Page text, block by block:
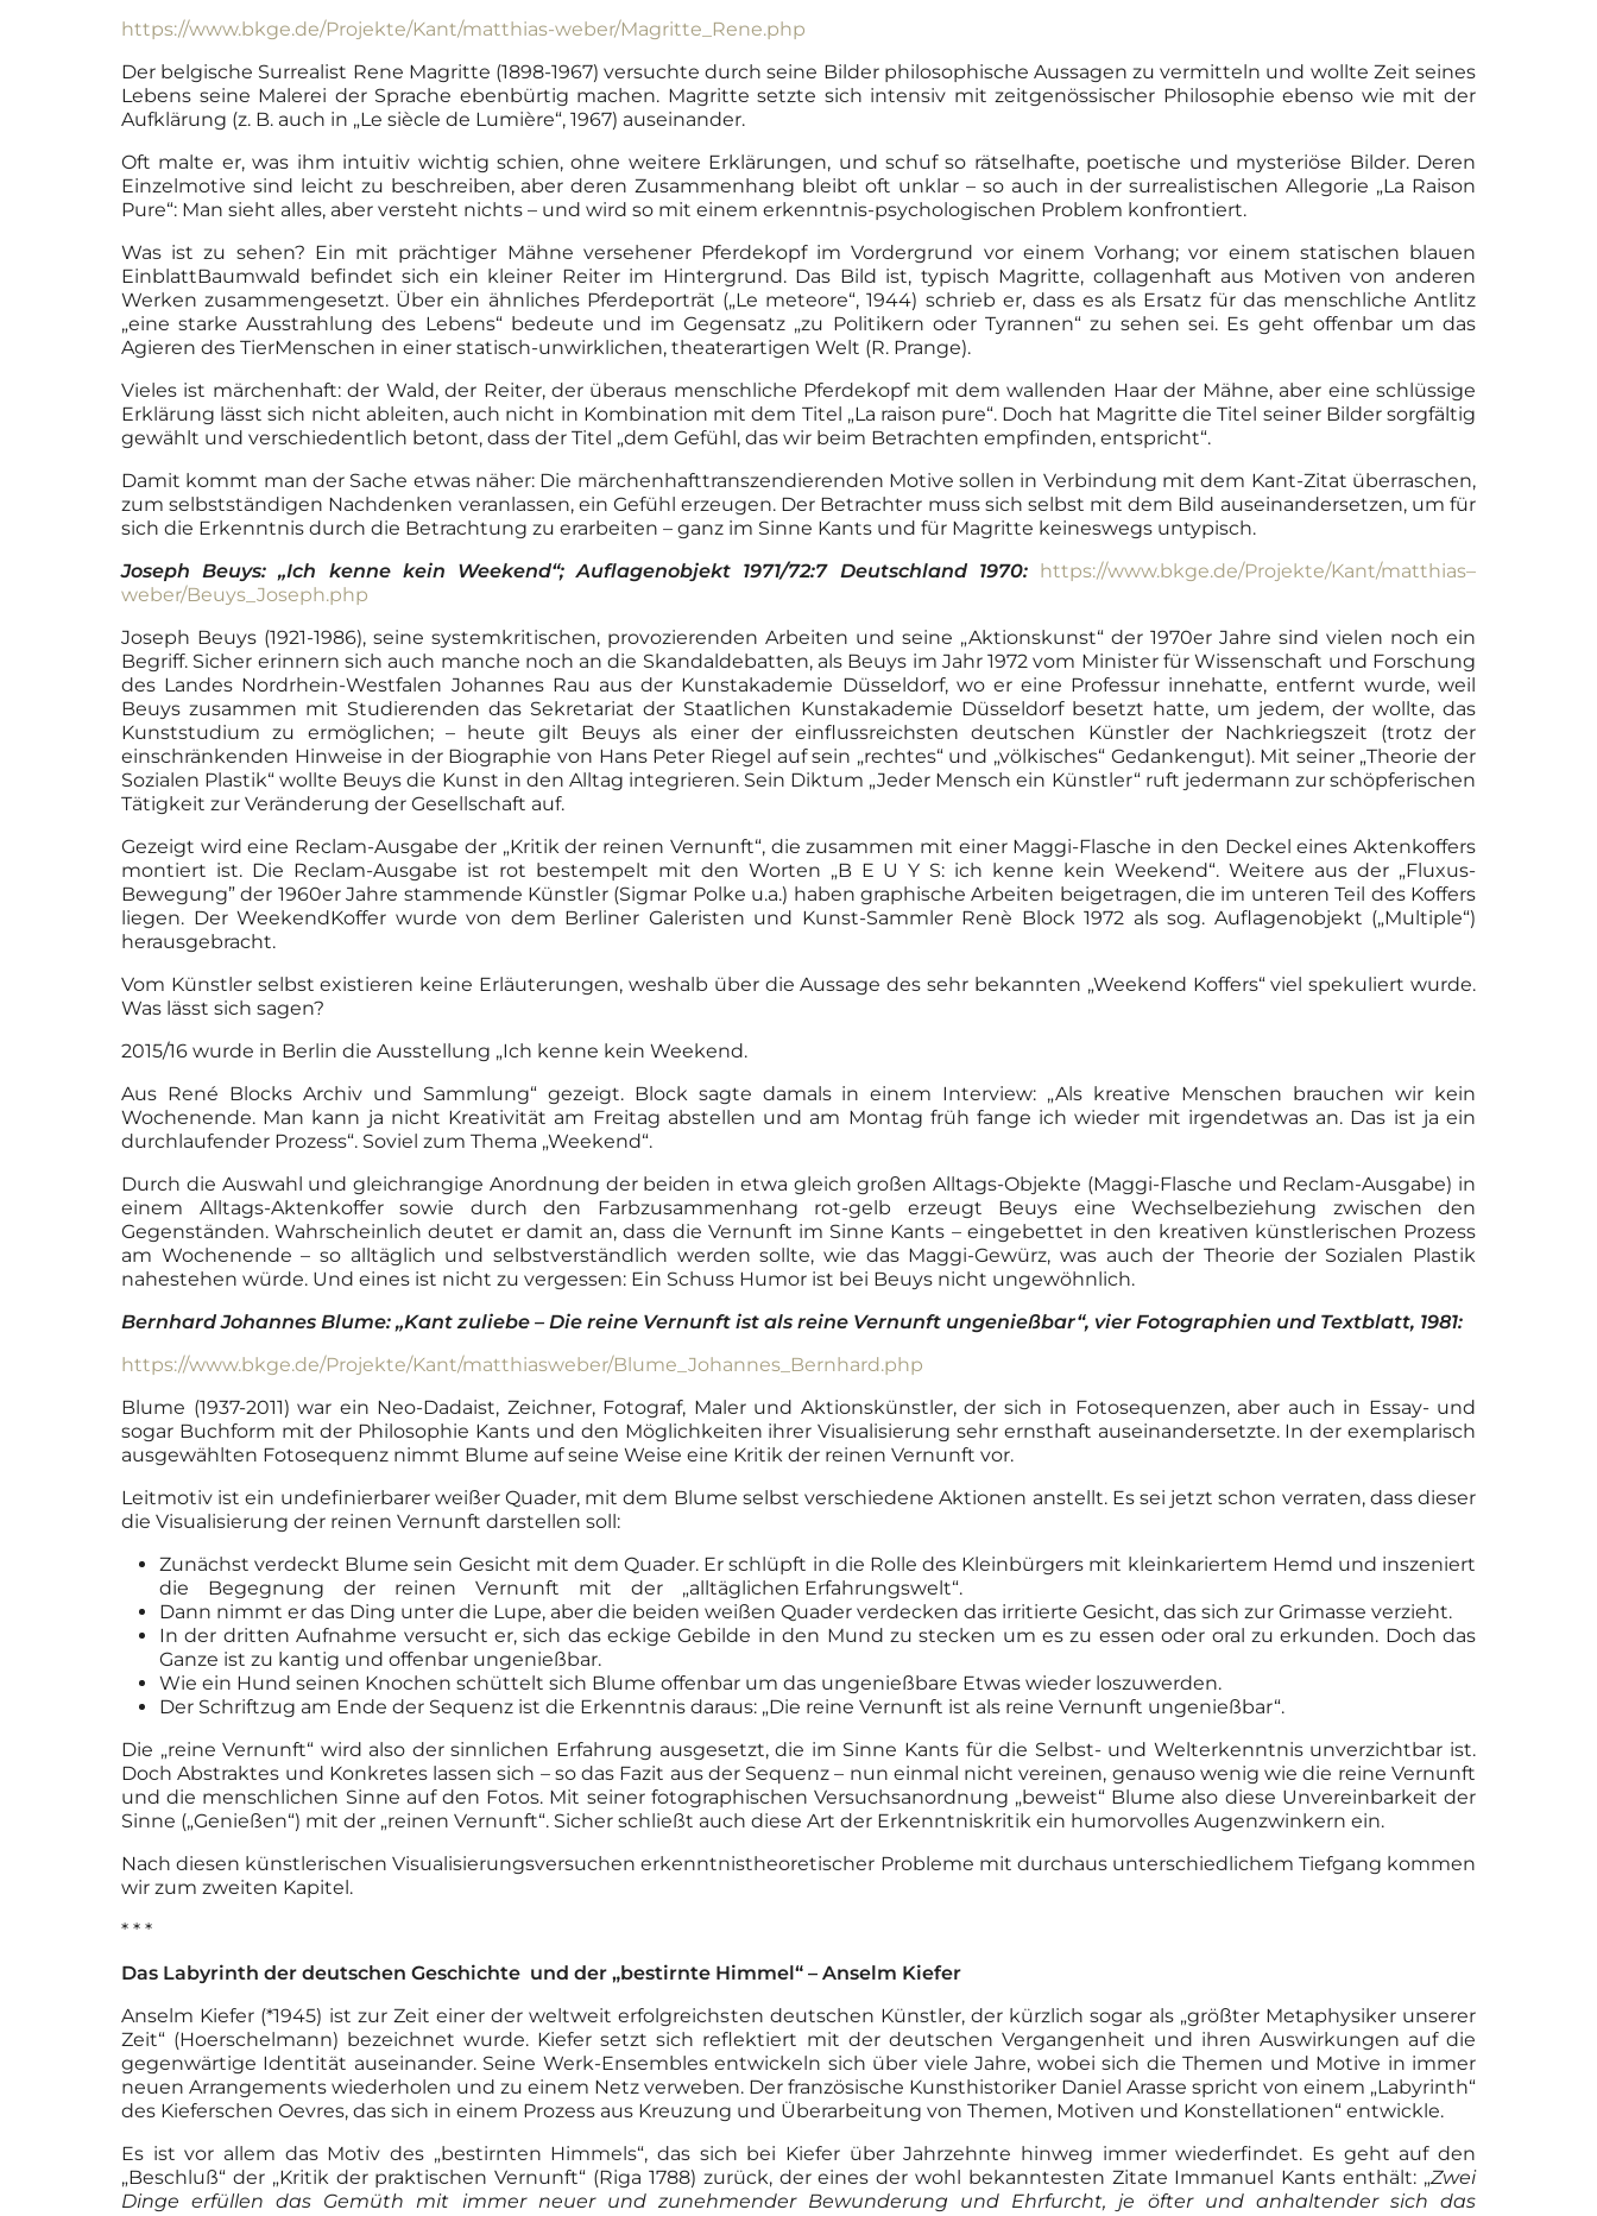
https://www.bkge.de/Projekte/Kant/matthias-weber/Magritte_Rene.php
Der belgische Surrealist Rene Magritte (1898-1967) versuchte durch seine Bilder philosophische Aussagen zu vermitteln und wollte Zeit seines
Lebens seine Malerei der Sprache ebenbürtig machen. Magritte setzte sich intensiv mit zeitgenössischer Philosophie ebenso wie mit der
Aufklärung (z. B. auch in „Le siècle de Lumière“, 1967) auseinander.
Oft malte er, was ihm intuitiv wichtig schien, ohne weitere Erklärungen, und schuf so rätselhafte, poetische und mysteriöse Bilder. Deren
Einzelmotive sind leicht zu beschreiben, aber deren Zusammenhang bleibt oft unklar – so auch in der surrealistischen Allegorie „La Raison
Pure“: Man sieht alles, aber versteht nichts – und wird so mit einem erkenntnis-psychologischen Problem konfrontiert.
Was ist zu sehen? Ein mit prächtiger Mähne versehener Pferdekopf im Vordergrund vor einem Vorhang; vor einem statischen blauen
EinblattBaumwald befindet sich ein kleiner Reiter im Hintergrund. Das Bild ist, typisch Magritte, collagenhaft aus Motiven von anderen
Werken zusammengesetzt. Über ein ähnliches Pferdeporträt („Le meteore“, 1944) schrieb er, dass es als Ersatz für das menschliche Antlitz
„eine starke Ausstrahlung des Lebens“ bedeute und im Gegensatz „zu Politikern oder Tyrannen“ zu sehen sei. Es geht offenbar um das
Agieren des TierMenschen in einer statisch-unwirklichen, theaterartigen Welt (R. Prange).
Vieles ist märchenhaft: der Wald, der Reiter, der überaus menschliche Pferdekopf mit dem wallenden Haar der Mähne, aber eine schlüssige
Erklärung lässt sich nicht ableiten, auch nicht in Kombination mit dem Titel „La raison pure“. Doch hat Magritte die Titel seiner Bilder sorgfältig
gewählt und verschiedentlich betont, dass der Titel „dem Gefühl, das wir beim Betrachten empfinden, entspricht“.
Damit kommt man der Sache etwas näher: Die märchenhafttranszendierenden Motive sollen in Verbindung mit dem Kant-Zitat überraschen,
zum selbstständigen Nachdenken veranlassen, ein Gefühl erzeugen. Der Betrachter muss sich selbst mit dem Bild auseinandersetzen, um für
sich die Erkenntnis durch die Betrachtung zu erarbeiten – ganz im Sinne Kants und für Magritte keineswegs untypisch.
Joseph Beuys: „Ich kenne kein Weekend“; Auflagenobjekt 1971/72:7 Deutschland 1970: https://www.bkge.de/Projekte/Kant/matthias–
weber/Beuys_Joseph.php
Joseph Beuys (1921-1986), seine systemkritischen, provozierenden Arbeiten und seine „Aktionskunst“ der 1970er Jahre sind vielen noch ein
Begriff. Sicher erinnern sich auch manche noch an die Skandaldebatten, als Beuys im Jahr 1972 vom Minister für Wissenschaft und Forschung
des Landes Nordrhein-Westfalen Johannes Rau aus der Kunstakademie Düsseldorf, wo er eine Professur innehatte, entfernt wurde, weil
Beuys zusammen mit Studierenden das Sekretariat der Staatlichen Kunstakademie Düsseldorf besetzt hatte, um jedem, der wollte, das
Kunststudium zu ermöglichen; – heute gilt Beuys als einer der einflussreichsten deutschen Künstler der Nachkriegszeit (trotz der
einschränkenden Hinweise in der Biographie von Hans Peter Riegel auf sein „rechtes“ und „völkisches“ Gedankengut). Mit seiner „Theorie der
Sozialen Plastik“ wollte Beuys die Kunst in den Alltag integrieren. Sein Diktum „Jeder Mensch ein Künstler“ ruft jedermann zur schöpferischen
Tätigkeit zur Veränderung der Gesellschaft auf.
Gezeigt wird eine Reclam-Ausgabe der „Kritik der reinen Vernunft“, die zusammen mit einer Maggi-Flasche in den Deckel eines Aktenkoffers
montiert ist. Die Reclam-Ausgabe ist rot bestempelt mit den Worten „B E U Y S: ich kenne kein Weekend“. Weitere aus der „Fluxus-
Bewegung” der 1960er Jahre stammende Künstler (Sigmar Polke u.a.) haben graphische Arbeiten beigetragen, die im unteren Teil des Koffers
liegen. Der WeekendKoffer wurde von dem Berliner Galeristen und Kunst-Sammler Renè Block 1972 als sog. Auflagenobjekt („Multiple“)
herausgebracht.
Vom Künstler selbst existieren keine Erläuterungen, weshalb über die Aussage des sehr bekannten „Weekend Koffers“ viel spekuliert wurde.
Was lässt sich sagen?
2015/16 wurde in Berlin die Ausstellung „Ich kenne kein Weekend.
Aus René Blocks Archiv und Sammlung“ gezeigt. Block sagte damals in einem Interview: „Als kreative Menschen brauchen wir kein
Wochenende. Man kann ja nicht Kreativität am Freitag abstellen und am Montag früh fange ich wieder mit irgendetwas an. Das ist ja ein
durchlaufender Prozess“. Soviel zum Thema „Weekend“.
Durch die Auswahl und gleichrangige Anordnung der beiden in etwa gleich großen Alltags-Objekte (Maggi-Flasche und Reclam-Ausgabe) in
einem Alltags-Aktenkoffer sowie durch den Farbzusammenhang rot-gelb erzeugt Beuys eine Wechselbeziehung zwischen den
Gegenständen. Wahrscheinlich deutet er damit an, dass die Vernunft im Sinne Kants – eingebettet in den kreativen künstlerischen Prozess
am Wochenende – so alltäglich und selbstverständlich werden sollte, wie das Maggi-Gewürz, was auch der Theorie der Sozialen Plastik
nahestehen würde. Und eines ist nicht zu vergessen: Ein Schuss Humor ist bei Beuys nicht ungewöhnlich.
Bernhard Johannes Blume: „Kant zuliebe – Die reine Vernunft ist als reine Vernunft ungenießbar“, vier Fotographien und Textblatt, 1981:
https://www.bkge.de/Projekte/Kant/matthiasweber/Blume_Johannes_Bernhard.php
Blume (1937-2011) war ein Neo-Dadaist, Zeichner, Fotograf, Maler und Aktionskünstler, der sich in Fotosequenzen, aber auch in Essay- und
sogar Buchform mit der Philosophie Kants und den Möglichkeiten ihrer Visualisierung sehr ernsthaft auseinandersetzte. In der exemplarisch
ausgewählten Fotosequenz nimmt Blume auf seine Weise eine Kritik der reinen Vernunft vor.
Leitmotiv ist ein undefinierbarer weißer Quader, mit dem Blume selbst verschiedene Aktionen anstellt. Es sei jetzt schon verraten, dass dieser
die Visualisierung der reinen Vernunft darstellen soll:
Zunächst verdeckt Blume sein Gesicht mit dem Quader. Er schlüpft in die Rolle des Kleinbürgers mit kleinkariertem Hemd und inszeniert
die Begegnung der reinen Vernunft mit der „alltäglichen Erfahrungswelt“.
Dann nimmt er das Ding unter die Lupe, aber die beiden weißen Quader verdecken das irritierte Gesicht, das sich zur Grimasse verzieht.
In der dritten Aufnahme versucht er, sich das eckige Gebilde in den Mund zu stecken um es zu essen oder oral zu erkunden. Doch das
Ganze ist zu kantig und offenbar ungenießbar.
Wie ein Hund seinen Knochen schüttelt sich Blume offenbar um das ungenießbare Etwas wieder loszuwerden.
Der Schriftzug am Ende der Sequenz ist die Erkenntnis daraus: „Die reine Vernunft ist als reine Vernunft ungenießbar“.
Die „reine Vernunft“ wird also der sinnlichen Erfahrung ausgesetzt, die im Sinne Kants für die Selbst- und Welterkenntnis unverzichtbar ist.
Doch Abstraktes und Konkretes lassen sich – so das Fazit aus der Sequenz – nun einmal nicht vereinen, genauso wenig wie die reine Vernunft
und die menschlichen Sinne auf den Fotos. Mit seiner fotographischen Versuchsanordnung „beweist“ Blume also diese Unvereinbarkeit der
Sinne („Genießen“) mit der „reinen Vernunft“. Sicher schließt auch diese Art der Erkenntniskritik ein humorvolles Augenzwinkern ein.
Nach diesen künstlerischen Visualisierungsversuchen erkenntnistheoretischer Probleme mit durchaus unterschiedlichem Tiefgang kommen
wir zum zweiten Kapitel.
* * *
Das Labyrinth der deutschen Geschichte und der „bestirnte Himmel“ – Anselm Kiefer
Anselm Kiefer (*1945) ist zur Zeit einer der weltweit erfolgreichsten deutschen Künstler, der kürzlich sogar als „größter Metaphysiker unserer
Zeit“ (Hoerschelmann) bezeichnet wurde. Kiefer setzt sich reflektiert mit der deutschen Vergangenheit und ihren Auswirkungen auf die
gegenwärtige Identität auseinander. Seine Werk-Ensembles entwickeln sich über viele Jahre, wobei sich die Themen und Motive in immer
neuen Arrangements wiederholen und zu einem Netz verweben. Der französische Kunsthistoriker Daniel Arasse spricht von einem „Labyrinth“
des Kieferschen Oevres, das sich in einem Prozess aus Kreuzung und Überarbeitung von Themen, Motiven und Konstellationen“ entwickle.
Es ist vor allem das Motiv des „bestirnten Himmels“, das sich bei Kiefer über Jahrzehnte hinweg immer wiederfindet. Es geht auf den
„Beschluß“ der „Kritik der praktischen Vernunft“ (Riga 1788) zurück, der eines der wohl bekanntesten Zitate Immanuel Kants enthält: „Zwei
Dinge erfüllen das Gemüth mit immer neuer und zunehmender Bewunderung und Ehrfurcht, je öfter und anhaltender sich das